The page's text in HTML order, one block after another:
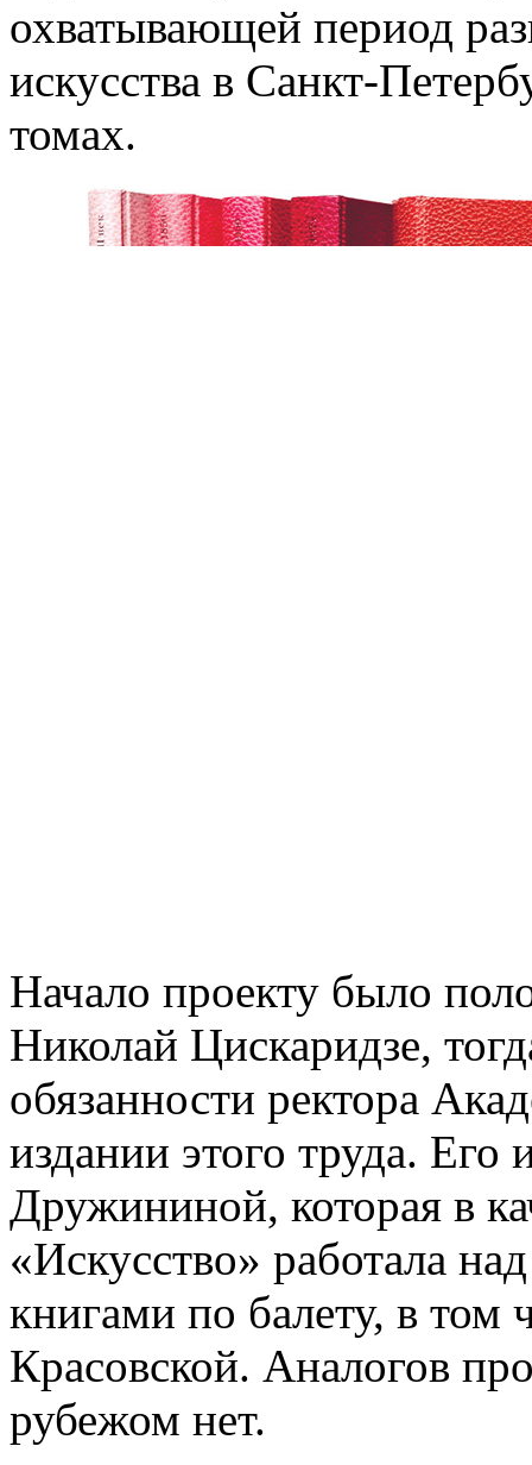
охватывающей период
искусства в Санкт-
томах.
Начало проекту было
Николай Цискаридзе,
обязанности ректора
издании этого труда.
Дружининой, которая в
«Искусство» работала
книгами по балету, в
Красовской. Аналогов
рубежом нет.